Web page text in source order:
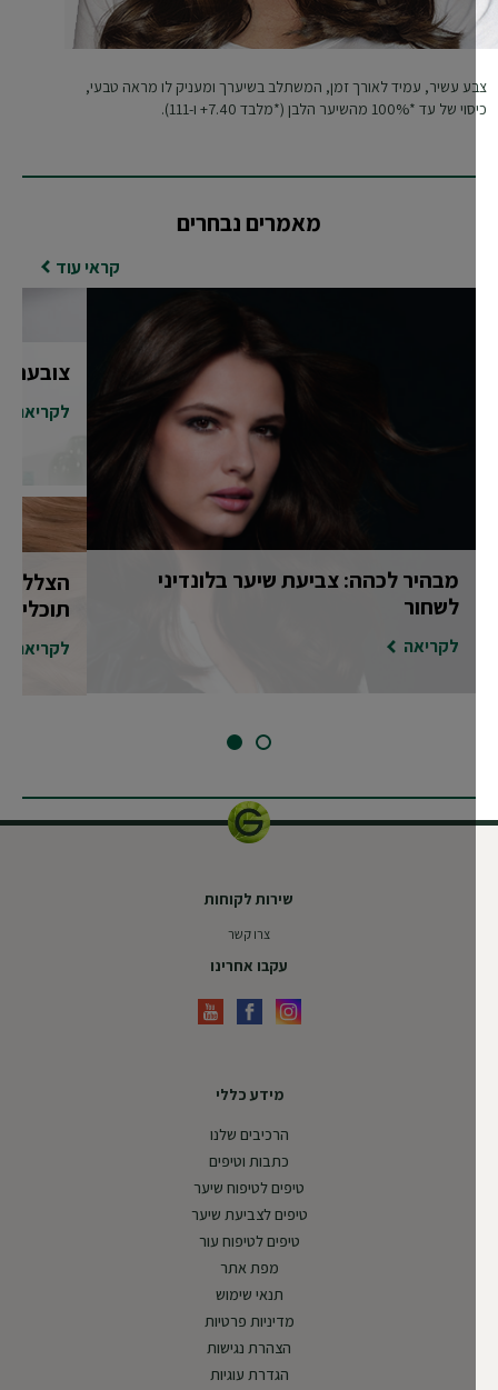
עשיר, עמיד לאורך זמן, המשתלב בשיערך ומעניק לו מראה טבעי,
*100% מהשיער הלבן (*מלבד 7.40+ ו-111).
מאמרים נבחרים
קראי עוד
מבהיר לכהה: צביעת שיער בלונדיני
לשחור
לקריאה
צובעת
לקריאה
הצללות
תוכלי
לקריאה
SLIDE 1
SLIDE 2
מידע כללי
הרכיבים שלנו
כתבות וטיפים
טיפים לטיפוח שיער
טיפים לצביעת שיער
טיפים לטיפוח עור
מפת אתר
תנאי שימוש
מדיניות פרטיות
הצהרת נגישות
הגדרת עוגיות
שירות לקוחות
צרו קשר
עקבו אחרינו